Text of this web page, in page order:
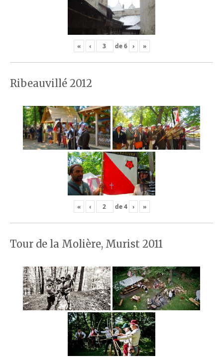
« ‹ de6 › »
Ribeauvillé 2012
« ‹ de4 › »
Tour de la Molière, Murist 2011